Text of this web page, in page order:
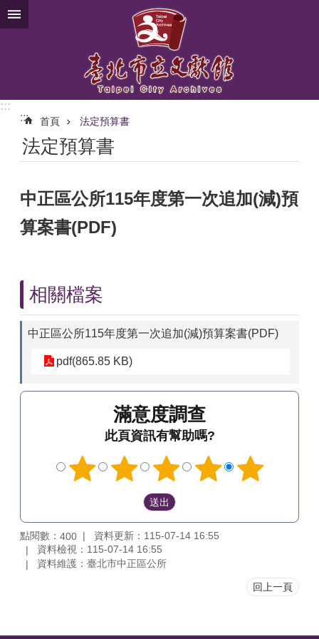
跳到主要內容區塊
:::
:::
首頁 法定預算書
法定預算書
中正區公所115年度第一次追加(減)預
算案書(PDF)
相關檔案
中正區公所115年度第一次追加(減)預算案書(PDF)
pdf(865.85 KB)
滿意度調查
此頁資訊有幫助嗎?
點閱數： 400
資料更新：115-07-14 16:55
資料檢視：115-07-14 16:55
資料維護：臺北市中正區公所
回上一頁